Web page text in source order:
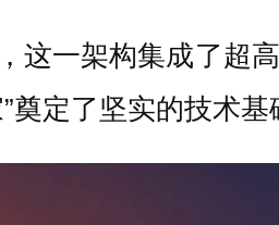
一架构集成了超
定了坚实的技术基